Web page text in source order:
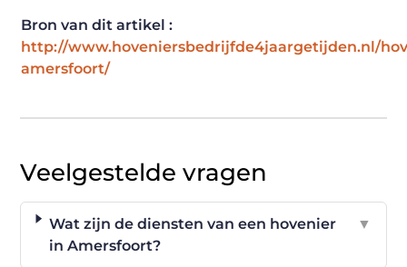
Bron van dit artikel :
http://www.hoveniersbedrijfde4jaargetijden.nl/
amersfoort/
Veelgestelde vragen
Wat zijn de diensten van een hovenier
in Amersfoort?
▼